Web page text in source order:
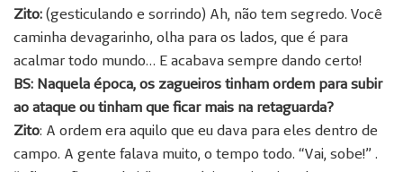
Zito: (gesticulando e sorrindo) Ah, não tem segredo. Você
caminha devagarinho, olha para os lados, que é para
acalmar todo mundo… E acabava sempre dando certo!
BS: Naquela época, os zagueiros tinham ordem para subir
ao ataque ou tinham que ficar mais na retaguarda?
Zito: A ordem era aquilo que eu dava para eles dentro de
campo. A gente falava muito, o tempo todo. “Vai, sobe!” .